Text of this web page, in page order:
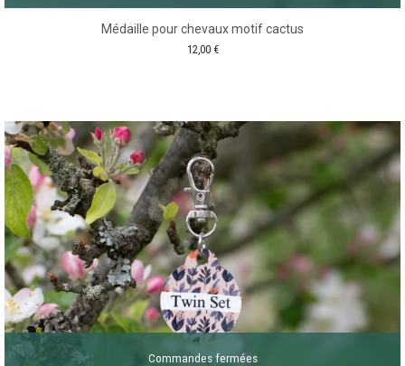
Médaille pour chevaux motif cactus
12,00 €
Commandes fermées